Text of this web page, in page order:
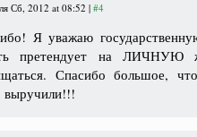
Сб, 2012 at 08:52 |#4
Я уважаю
претендует на ЛИЧНУЮ
Спасибо большое,
выручили!!!